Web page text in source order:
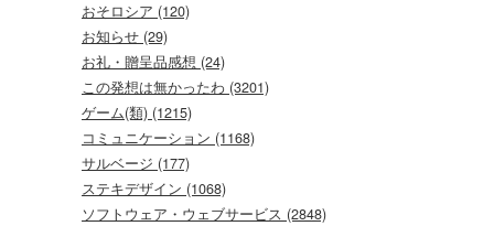
おそロシア (120)
お知らせ (29)
お礼・贈呈品感想 (24)
この発想は無かったわ (3201)
ゲーム(類) (1215)
コミュニケーション (1168)
サルベージ (177)
ステキデザイン (1068)
ソフトウェア・ウェブサービス (2848)